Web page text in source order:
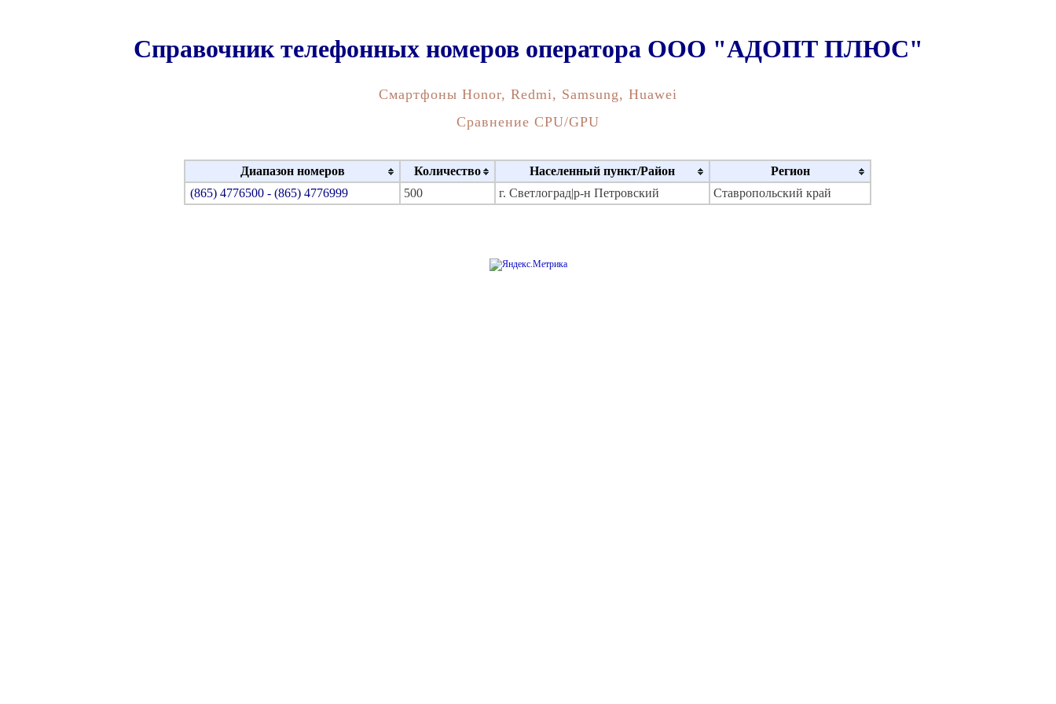
Справочник телефонных номеров оператора ООО "АДОПТ ПЛЮС"
Смартфоны Honor, Redmi, Samsung, Huawei
Сравнение CPU/GPU
Диапазон номеров Количество Населенный пункт/Район
Регион
(865) 4776500 - (865) 4776999
500 г. Светлоград|р-н Петровский Ставропольский край